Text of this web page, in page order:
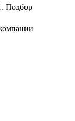
Подбор